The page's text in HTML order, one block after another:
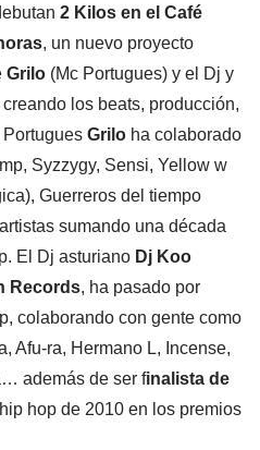
2 Kilos en el Café
, un nuevo proyecto
Grilo (Mc Portugues) y el Dj y
creando los beats, producción,
Grilo ha colaborado
Syzzygy, Sensi, Yellow w
Guerreros del tiempo
sumando una década
El Dj asturiano Dj Koo
Records, ha pasado por
colaborando con gente como
Afu-ra, Hermano L, Incense,
además de ser finalista de
hop de 2010 en los premios